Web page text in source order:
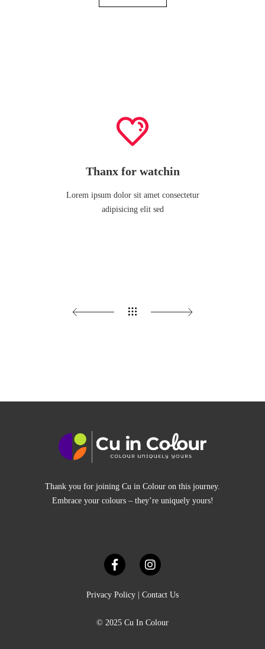
Thanx for watchin
Lorem ipsum dolor sit amet consectetur
adipisicing elit sed
Thank you for joining Cu in Colour on this journey.
Embrace your colours – they’re uniquely yours!
Privacy Policy Contact Us
© 2025 Cu In Colour